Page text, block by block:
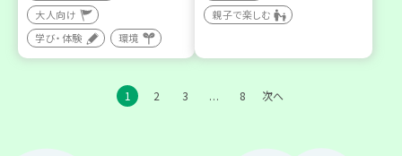
大人向け
学び・体験
環境
親子で楽しむ
1 2 3 … 8 次へ